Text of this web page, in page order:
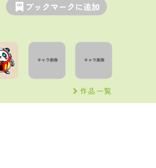
ブックマークに追加
作品一覧